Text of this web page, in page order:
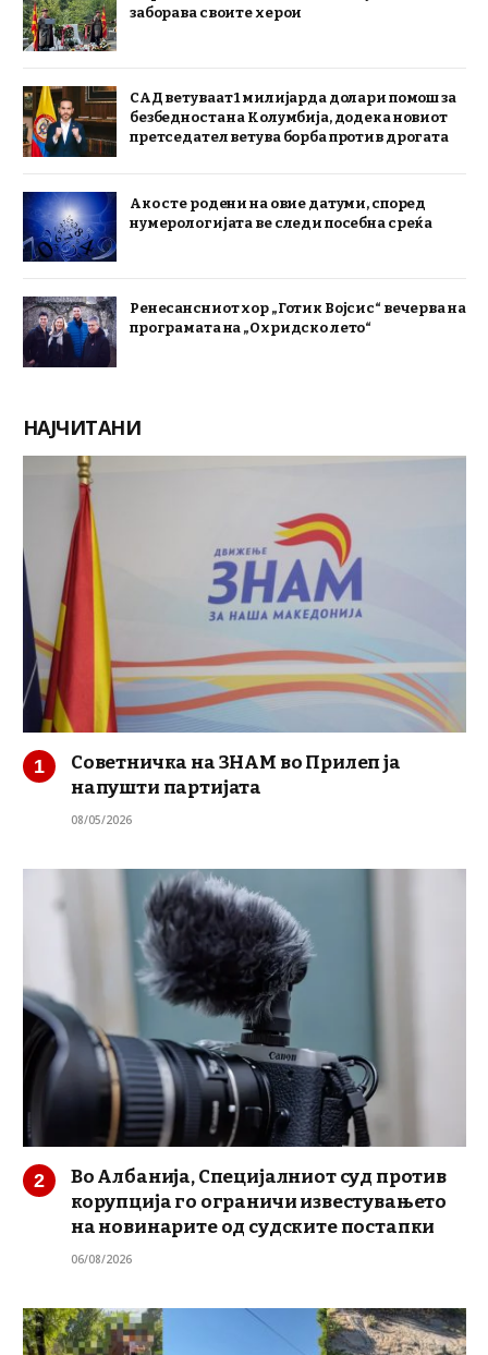
заборава своите херои
САД ветуваат 1 милијарда долари помош за
безбедноста на Колумбија, додека новиот
претседател ветува борба против дрогата
Ако сте родени на овие датуми, според
нумерологијата ве следи посебна среќа
Ренесансниот хор „Готик Војсис“ вечерва на
програмата на „Охридско лето“
НАЈЧИТАНИ
Советничка на ЗНАМ во Прилеп ја
напушти партијата
08/05/2026
Во Албанија, Специјалниот суд против
корупција го ограничи известувањето
на новинарите од судските постапки
06/08/2026